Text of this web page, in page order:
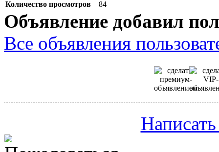
Количество просмотров
84
Объявление добавил
Все объявления